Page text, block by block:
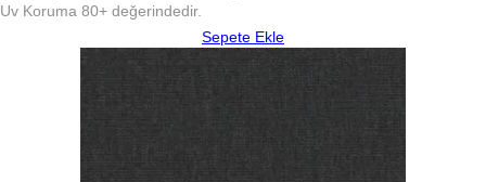
Uv Koruma 80+ değerindedir.
Sepete Ekle